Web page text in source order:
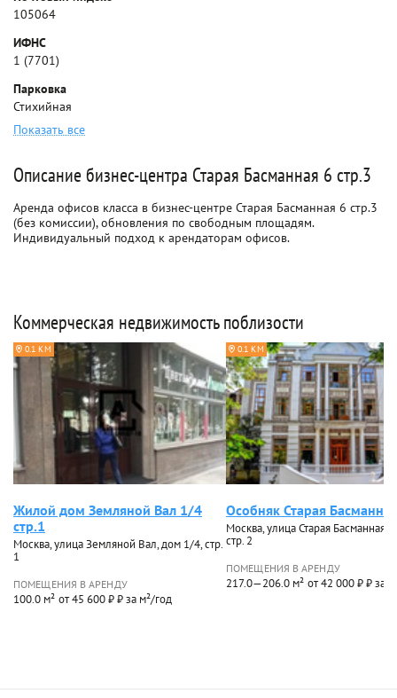
105064
ИФНС
1 (7701)
Парковка
Стихийная
Показать все
Описание бизнес-центра Старая Басманная 6 стр.3
Аренда офисов класса в бизнес-центре Старая Басманная 6 стр.3
(без комиссии), обновления по свободным площадям.
Индивидуальный подход к арендаторам офисов.
Коммерческая недвижимость поблизости
0.1 КМ
Жилой дом Земляной Вал 1/4
стр.1
Москва, улица Земляной Вал, дом 1/4, стр.
1
ПОМЕЩЕНИЯ В АРЕНДУ
100.0 м² от 45 600 ₽ ₽ за м²/год
0.1 КМ
Особняк Старая
Москва, улица Старая Басманная,
стр. 2
ПОМЕЩЕНИЯ В АРЕНДУ
217.0—206.0 м² от 42 000 ₽ ₽ за